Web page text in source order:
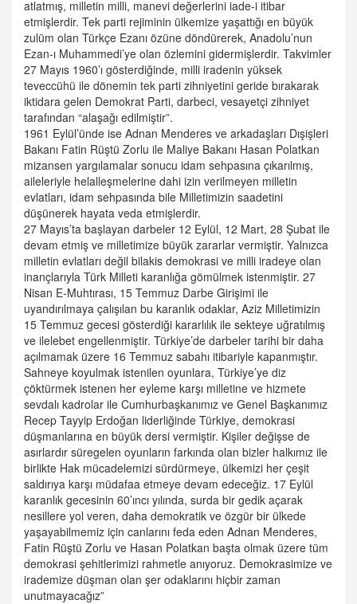
atlatmış, milletin milli, manevi değerlerini iade-i itibar
etmişlerdir. Tek parti rejiminin ülkemize yaşattığı en büyük
zulüm olan Türkçe Ezanı özüne döndürerek, Anadolu’nun
Ezan-ı Muhammedi’ye olan özlemini gidermişlerdir. Takvimler
27 Mayıs 1960’ı gösterdiğinde, milli iradenin yüksek
teveccühü ile dönemin tek parti zihniyetini geride bırakarak
iktidara gelen Demokrat Parti, darbeci, vesayetçi zihniyet
tarafından “alaşağı edilmiştir”.
1961 Eylül’ünde ise Adnan Menderes ve arkadaşları Dışişleri
Bakanı Fatin Rüştü Zorlu ile Maliye Bakanı Hasan Polatkan
mizansen yargılamalar sonucu idam sehpasına çıkarılmış,
aileleriyle helalleşmelerine dahi izin verilmeyen milletin
evlatları, idam sehpasında bile Milletimizin saadetini
düşünerek hayata veda etmişlerdir.
27 Mayıs’ta başlayan darbeler 12 Eylül, 12 Mart, 28 Şubat ile
devam etmiş ve milletimize büyük zararlar vermiştir. Yalnızca
milletin evlatları değil bilakis demokrasi ve milli iradeye olan
inançlarıyla Türk Milleti karanlığa gömülmek istenmiştir. 27
Nisan E-Muhtırası, 15 Temmuz Darbe Girişimi ile
uyandırılmaya çalışılan bu karanlık odaklar, Aziz Milletimizin
15 Temmuz gecesi gösterdiği kararlılık ile sekteye uğratılmış
ve ilelebet engellenmiştir. Türkiye’de darbeler tarihi bir daha
açılmamak üzere 16 Temmuz sabahı itibariyle kapanmıştır.
Sahneye koyulmak istenilen oyunlara, Türkiye’ye diz
çöktürmek istenen her eyleme karşı milletine ve hizmete
sevdalı kadrolar ile Cumhurbaşkanımız ve Genel Başkanımız
Recep Tayyip Erdoğan liderliğinde Türkiye, demokrasi
düşmanlarına en büyük dersi vermiştir. Kişiler değişse de
asırlardır süregelen oyunların farkında olan bizler halkımız ile
birlikte Hak mücadelemizi sürdürmeye, ülkemizi her çeşit
saldırıya karşı müdafaa etmeye devam edeceğiz. 17 Eylül
karanlık gecesinin 60’ıncı yılında, surda bir gedik açarak
nesillere yol veren, daha demokratik ve özgür bir ülkede
yaşayabilmemiz için canlarını feda eden Adnan Menderes,
Fatin Rüştü Zorlu ve Hasan Polatkan başta olmak üzere tüm
demokrasi şehitlerimizi rahmetle anıyoruz. Demokrasimize ve
irademize düşman olan şer odaklarını hiçbir zaman
unutmayacağız”